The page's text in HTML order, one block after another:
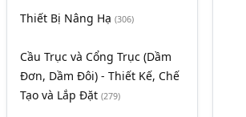
Thiết Bị Nâng Hạ (306)
Cầu Trục và Cổng Trục (Dầm
Đơn, Dầm Đôi) - Thiết Kế, Chế
Tạo và Lắp Đặt (279)